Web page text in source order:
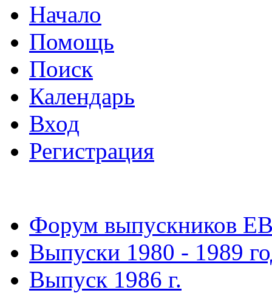
Начало
Помощь
Поиск
Календарь
Вход
Регистрация
Форум выпускников
Выпуски 1980 - 1989
Выпуск 1986 г.